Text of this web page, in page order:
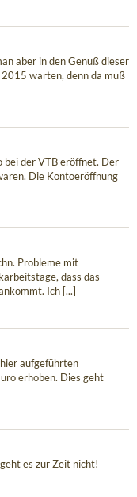
aber in den Genuß dieser
warten, denn da muß
bei der VTB eröffnet. Der
Die Kontoeröffnung
Probleme mit
dass das
Ich [...]
aufgeführten
erhoben. Dies geht
es zur Zeit nicht!